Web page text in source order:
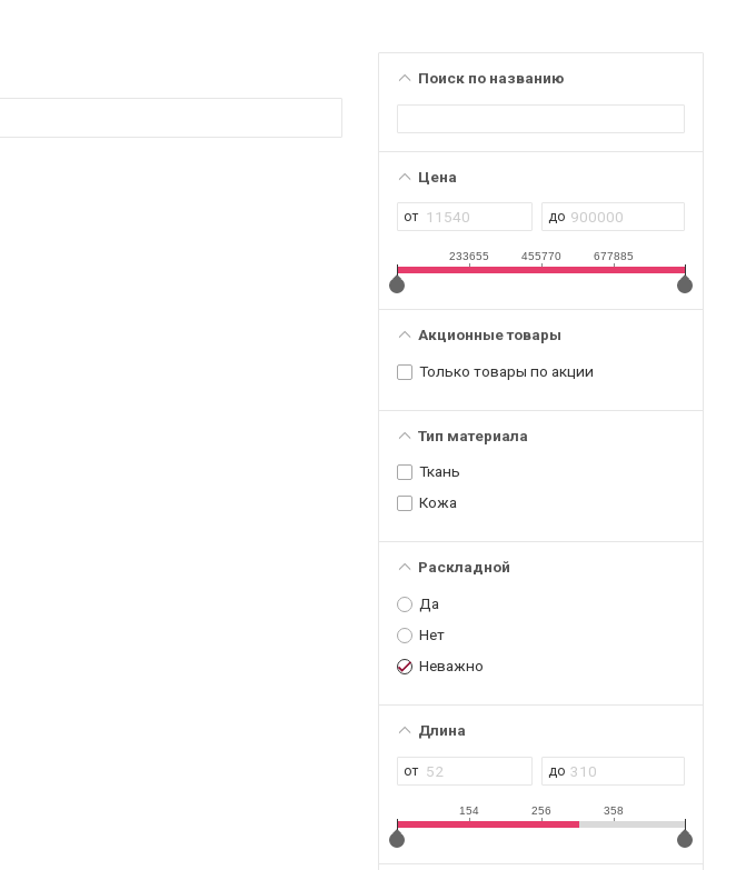
Поиск по названию
Цена
233655 455770 677885
Акционные товары
Только товары по акции
Тип материала
Ткань
Кожа
Раскладной
Да
Нет
Неважно
Длина
154 256 358